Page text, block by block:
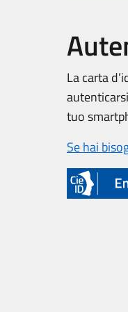
La carta
tuo
Se hai